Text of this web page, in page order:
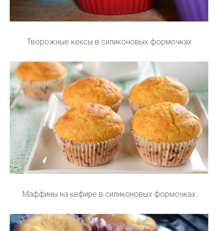
Творожные кексы в силиконовых формочках
Маффины на кефире в силиконовых формочках